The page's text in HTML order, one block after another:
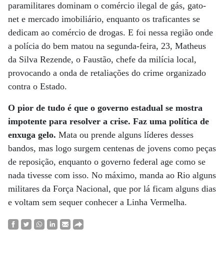
paramilitares dominam o comércio ilegal de gás, gato-
net e mercado imobiliário, enquanto os traficantes se
dedicam ao comércio de drogas. E foi nessa região onde
a polícia do bem matou na segunda-feira, 23, Matheus
da Silva Rezende, o Faustão, chefe da milícia local,
provocando a onda de retaliações do crime organizado
contra o Estado.
O pior de tudo é que o governo estadual se mostra
impotente para resolver a crise. Faz uma política de
enxuga gelo. Mata ou prende alguns líderes desses
bandos, mas logo surgem centenas de jovens como peças
de reposição, enquanto o governo federal age como se
nada tivesse com isso. No máximo, manda ao Rio alguns
militares da Força Nacional, que por lá ficam alguns dias
e voltam sem sequer conhecer a Linha Vermelha.